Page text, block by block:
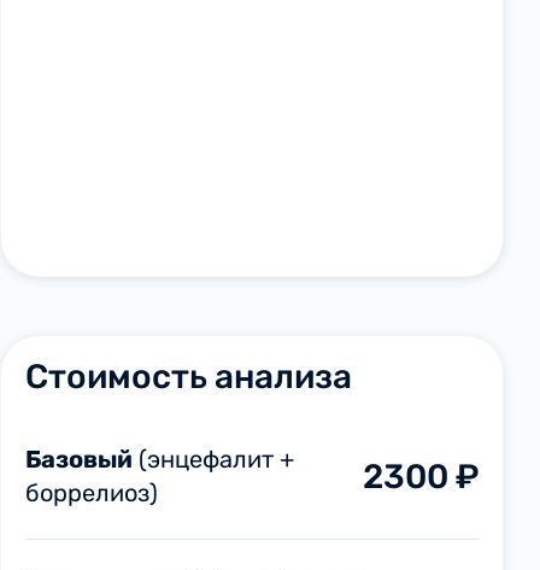
Стоимость анализа
Базовый (энцефалит +
боррелиоз)
2300 ₽